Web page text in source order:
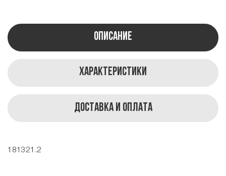
Описание
Характеристики
Доставка и оплата
181321.2